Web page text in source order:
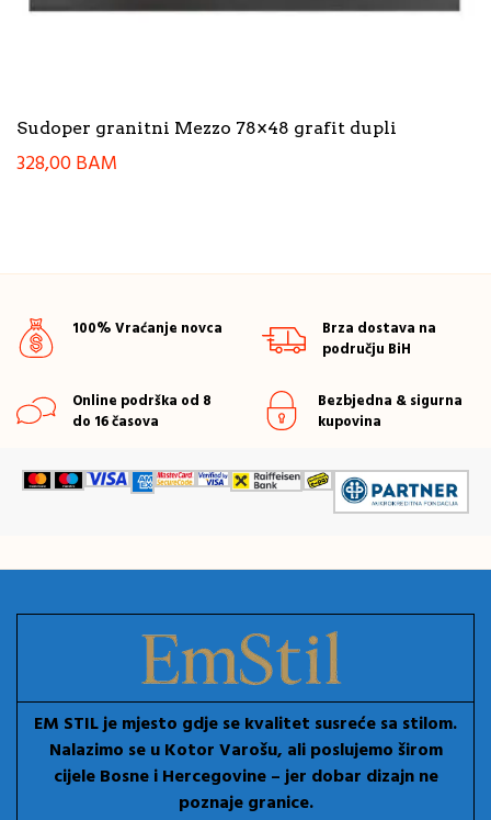
Sudoper granitni Mezzo 78×48 grafit dupli
328,00BAM
100% Vraćanje novca
Brza dostava na
području BiH
Online podrška od 8
do 16 časova
Bezbjedna & sigurna
kupovina
EM STIL je mjesto gdje se kvalitet susreće sa stilom.
Nalazimo se u Kotor Varošu, ali poslujemo širom
cijele Bosne i Hercegovine – jer dobar dizajn ne
poznaje granice.